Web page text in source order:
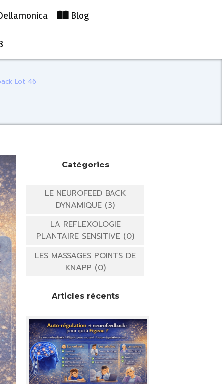
Blog
Lot 46
Catégories
LE NEUROFEED BACK
DYNAMIQUE (3)
LA REFLEXOLOGIE
PLANTAIRE SENSITIVE (0)
LES MASSAGES POINTS DE
KNAPP (0)
Articles récents